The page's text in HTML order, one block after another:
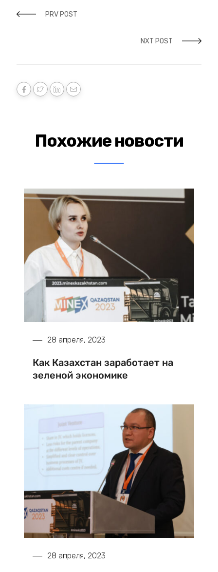
PRV POST
NXT POST
Похожие новости
28 апреля, 2023
Как Казахстан заработает на
зеленой экономике
28 апреля, 2023